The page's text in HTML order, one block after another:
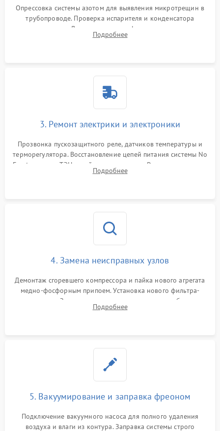
Опрессовка системы азотом для выявления микротрещин в
трубопроводе. Проверка испарителя и конденсатора
течеискателем. Демонтаж старого фильтра-осушителя и
продувка капиллярной трубки для устранения засоров.
Подробнее
3. Ремонт электрики и электроники
Прозвонка пускозащитного реле, датчиков температуры и
терморегулятора. Восстановление цепей питания системы No
Frost, включая ТЭН оттайки и вентилятор. Ремонт или замена
платы управления при сбоях алгоритмов.
Подробнее
4. Замена неисправных узлов
Демонтаж сгоревшего компрессора и пайка нового агрегата
медно-фосфорным припоем. Установка нового фильтра-
осушителя. Замена изношенных вентиляторов обдува,
сломанных заслонок или поврежденных дверных петель.
Подробнее
5. Вакуумирование и заправка фреоном
Подключение вакуумного насоса для полного удаления
воздуха и влаги из контура. Заправка системы строго